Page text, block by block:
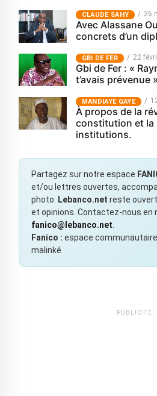
CLAUDE SAHY 26
Avec Alassane
concrets d’un
GBI DE FER 22
Gbi de Fer : «
t’avais prévenue »
MANDIAYE GAYE
À propos de la
constitution et la
institutions.
Partagez sur notre espace
et/ou lettres ouvertes,
photo.
Lebanco.net reste
et opinions. Contactez-nous en
fanico@lebanco.net
Fanico : espace
malinké
PUBLICITÉ